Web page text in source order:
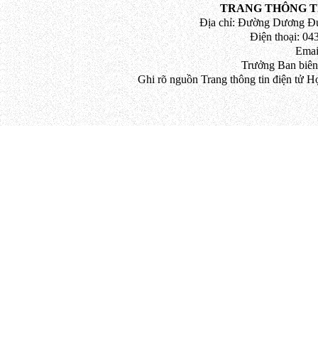
TRANG THÔNG
Địa chỉ: Đường Dương
Điện thoại:
Trưởng Ban
Ghi rõ nguồn Trang thông tin điện tử